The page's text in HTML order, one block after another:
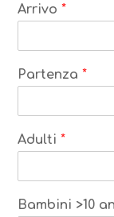
Arrivo*
Partenza*
Adulti*
Bambini >10